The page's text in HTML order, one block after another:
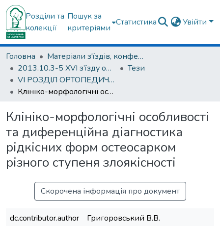
Розділи та
колекції
Пошук за
критеріями
Статистика Увійти
Головна
Матеріали з'їздів, конференцій, симпозіумів та ін.
2013.10.3-5 ХVI з’їзду ортопедів-травматологів України; 3-5 жовтня 2013; м. Харків.
Тези
VІ РОЗДІЛ ОРТОПЕДИЧНІ АСПЕКТИ КІСТКОВОЇ ОНКОЛОГІЇ ТА МЕТАБОЛІЧНИХ ЗАХВОРЮВАНЬ КІСТКОВОЇ ТКАНИНИ
Клініко-морфологічні особливості та диференційна діагностика рідкісних форм остеосарком різного ступеня злоякісності
Клініко-морфологічні особливості
та диференційна діагностика
рідкісних форм остеосарком
різного ступеня злоякісності
Скорочена інформація про документ
dc.contributor.author
Григоровський В.В.